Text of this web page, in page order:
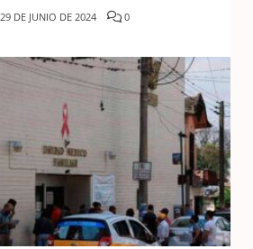
29 DE JUNIO DE 2024 0